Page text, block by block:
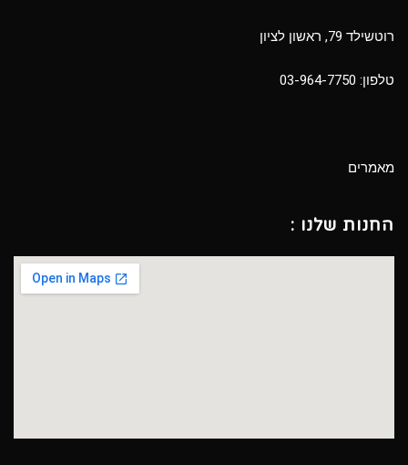
רוטשילד 79, ראשון לציון
טלפון: 03-964-7750
מאמרים
החנות שלנו :